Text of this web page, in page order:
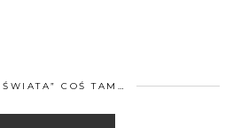
ŚWIATA” COŚ TAM…